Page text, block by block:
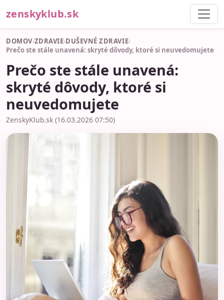
zenskyklub.sk
DOMOV›ZDRAVIE›DUŠEVNÉ ZDRAVIE›
Prečo ste stále unavená: skryté dôvody, ktoré si neuvedomujete
Prečo ste stále unavená:
skryté dôvody, ktoré si
neuvedomujete
ZenskyKlub.sk (16.03.2026 07:50)